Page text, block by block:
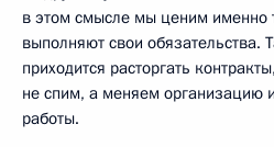
в этом смысле мы ценим именно
выполняют свои обязательства.
приходится расторгать
не спим, а меняем организацию
работы.